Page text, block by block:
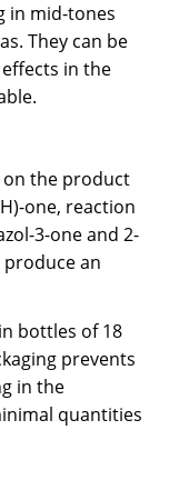
in mid-tones
They can be
in the
on the product
one, reaction
3-one and 2-
produce an
bottles of 18
prevents
in the
quantities